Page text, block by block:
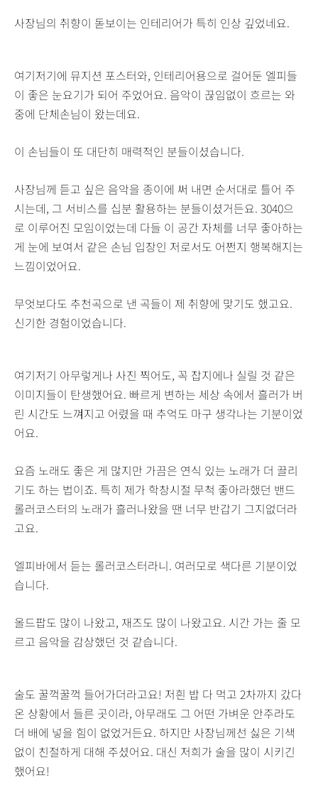
사장님의 취향이 돋보이는 인테리어가 특히 인상 깊었네요.
여기저기에 뮤지션 포스터와, 인테리어용으로 걸어둔 엘피들
이 좋은 눈요기가 되어 주었어요. 음악이 끊임없이 흐르는 와
중에 단체손님이 왔는데요.
이 손님들이 또 대단히 매력적인 분들이셨습니다.
사장님께 듣고 싶은 음악을 종이에 써 내면 순서대로 틀어 주
시는데, 그 서비스를 십분 활용하는 분들이셨거든요. 3040으
로 이루어진 모임이었는데 다들 이 공간 자체를 너무 좋아하는
게 눈에 보여서 같은 손님 입장인 저로서도 어쩐지 행복해지는
느낌이었어요.
무엇보다도 추천곡으로 낸 곡들이 제 취향에 맞기도 했고요.
신기한 경험이었습니다.
여기저기 아무렇게나 사진 찍어도, 꼭 잡지에나 실릴 것 같은
이미지들이 탄생했어요. 빠르게 변하는 세상 속에서 흘러가 버
린 시간도 느껴지고 어렸을 때 추억도 마구 생각나는 기분이었
어요.
요즘 노래도 좋은 게 많지만 가끔은 연식 있는 노래가 더 끌리
기도 하는 법이죠. 특히 제가 학창시절 무척 좋아라했던 밴드
롤러코스터의 노래가 흘러나왔을 땐 너무 반갑기 그지없더라
고요.
엘피바에서 듣는 롤러코스터라니. 여러모로 색다른 기분이었
습니다.
올드팝도 많이 나왔고, 재즈도 많이 나왔고요. 시간 가는 줄 모
르고 음악을 감상했던 것 같습니다.
술도 꿀꺽꿀꺽 들어가더라고요! 저흰 밥 다 먹고 2차까지 갔다
온 상황에서 들른 곳이라, 아무래도 그 어떤 가벼운 안주라도
더 배에 넣을 힘이 없었거든요. 하지만 사장님께선 싫은 기색
없이 친절하게 대해 주셨어요. 대신 저희가 술을 많이 시키긴
했어요!